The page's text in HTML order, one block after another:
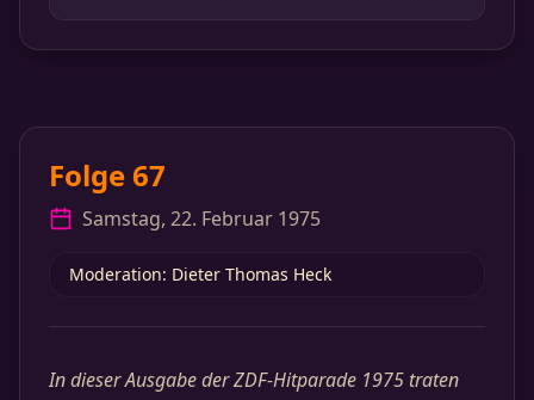
Folge 67
Samstag, 22. Februar 1975
Moderation: Dieter Thomas Heck
In dieser Ausgabe der ZDF-Hitparade 1975 traten